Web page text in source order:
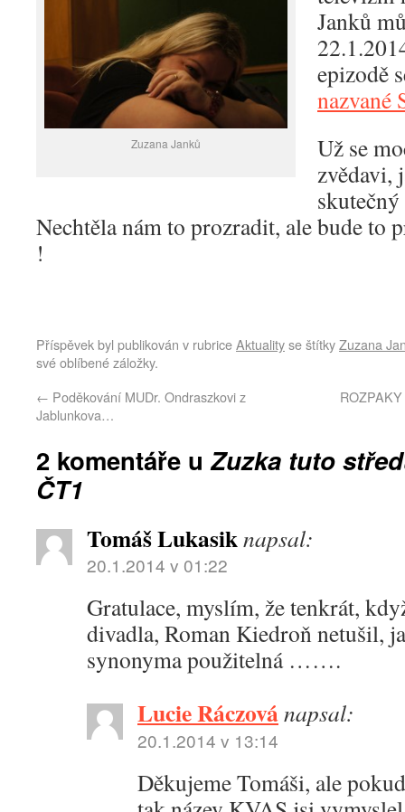
Zuzana Janků
Janků
epizodě
nazvané
Už se
zvědavi,
Nechtěla nám to prozradit, ale bude
!
Příspěvek byl publikován v rubriceAktualityse štítkyZuzana
své oblíbené záložky.
← Poděkování MUDr. Ondraszkovi z
Jablunkova…
2 komentáře uZuzka tuto
ČT1
Tomáš Lukasiknapsal:
20.1.2014 v 01:22
Gratulace, myslím, že tenkrát,
divadla, Roman Kiedroň netušil,
synonyma použitelná …….
Lucie Ráczovánapsal:
20.1.2014 v 13:14
Děkujeme Tomáši, ale